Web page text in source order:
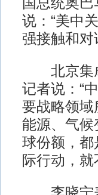
说：“美中
强接触和
北京集成
记者说：“
要战略领
能源、气
球份额，
际行动，